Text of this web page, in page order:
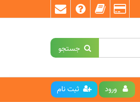
جستجو
ورود ثبت نام